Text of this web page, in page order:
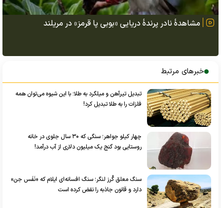
مشاهدهٔ نادر پرندهٔ دریایی «بوبی پا قرمز» در مریلند
خبرهای مرتبط
تبدیل تیرآهن و میلگرد به طلا؛ با این شیوه می‌توان همه
فلزات را به طلا تبدیل کرد!
چهار کیلو جواهر؛ سنگی که ۳۰ سال جلوی در خانه
روستایی بود گنج یک میلیون دلاری از آب درآمد!
سنگ معلق گُرز لنگر؛ سنگ افسانه‌ای ایلام که «نَفَس جن»
دارد و قانون جاذبه را نقض کرده است